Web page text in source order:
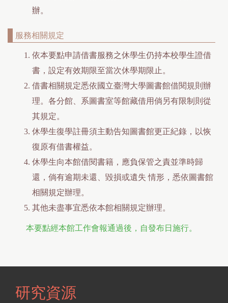
辦。
服務相關規定
依本要點申請借書服務之休學生仍持本校學生證借
書，設定有效期限至當次休學期限止。
借書相關規定悉依國立臺灣大學圖書館借閱規則辦
理。各分館、系圖書室等館藏借用倘另有限制則從
其規定。
休學生復學註冊須主動告知圖書館更正紀錄，以恢
復原有借書權益。
休學生向本館借閱書籍，應負保管之責並準時歸
還，倘有逾期未還、毀損或遺失 情形，悉依圖書館
相關規定辦理。
其他未盡事宜悉依本館相關規定辦理。
本要點經本館工作會報通過後，自發布日施行。
研究資源